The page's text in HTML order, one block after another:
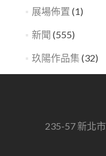
展場佈置 (1)
新聞 (555)
玖陽作品集 (32)
235-57 新北